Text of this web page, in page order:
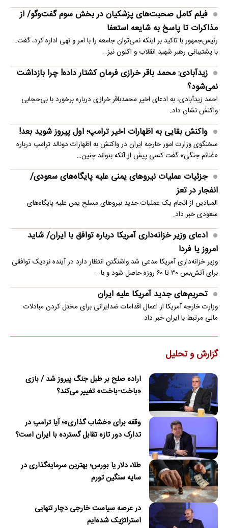
فیلم کامل صحبت‌های پزشکیان در بخش سوم گفت‌وگو/ از
مذاکرات تا پاسخ به شایعه استعفا
رئیس‌جمهور با تاکید بر اینکه نمی‌توان جامعه را با امر و نهی اداره کرد، گفت:
با پشتیبانی رهبر شهید انقلاب و اکنون نیز…
زیدآبادی: محمد باقر خرازی فرمان کشتار داده! چرا بازداشت
نمی‌شود؟
احمد زیدآبادی، به ادعای اخیر محمدباقر خرازی درباره برخورد با بی‌حجابی
واکنش نشان داد.
واکنش بقایی به اظهارات اخیر ترامپ؛ اول پیروز شوید بعد!
سخنگوی وزارت امور خارجه ایران در واکنش به اظهارات دونالد ترامپ درباره
«غنائم جنگی» گفت کسی پیش از آنکه بتواند چنین…
جزئیات عملیات نیروهای یمنی علیه پایگاه‌های سعودی/
انفجار در تعز
المیادین از انجام یک عملیات جدید نیروهای مسلح یمن علیه پایگاه‌های
سعودی خبر داد.
ادعای وزیر خزانه‌داری آمریکا درباره توافق با ایران/ شاید
امروز یا فردا
وزیر خزانه‌داری آمریکا مدعی شد واشنگتن انتظار دارد در آینده نزدیک توافقی
برای آتش‌بس ۳۰ تا ۶۰ روزه حاصل شود و با…
تحریم‌های جدید آمریکا علیه ایران
وزارت خارجه آمریکا از اعمال اقدامات ضدایرانی برای مختل کردن مبادلات
مالی مرتبط با ایران خبر داد.
گزارش و تحلیل
اراده صلح بر طبل جنگ پیروز شد / بازی
«باخت-باخت» تغییر می‌کند؟
وقفه برای «خشاب گذاری»؛ آیا ترامپ در
تدارک دور تازه تقابل گسترده با ایران است؟
طلا، دلار یا بورس؛ بهترین سرمایه‌گذاری در
سایه سنگین تورم
در عرصه سیاست خارجی دچار تنهایی
استراتژیک شده‌ایم